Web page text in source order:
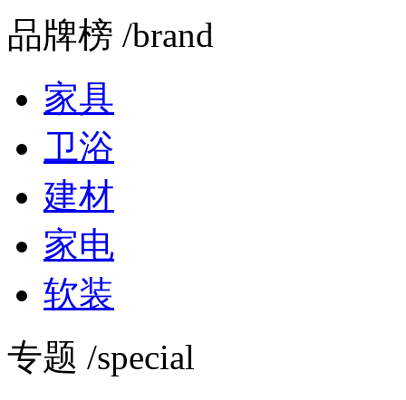
品牌榜 /brand
家具
卫浴
建材
家电
软装
专题 /special